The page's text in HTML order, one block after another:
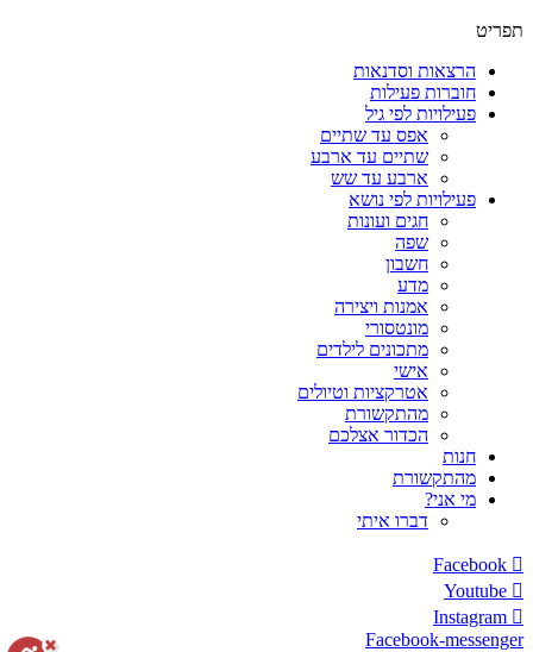
תפריט
הרצאות וסדנאות
חוברות פעילות
פעילויות לפי גיל
אפס עד שתיים
שתיים עד ארבע
ארבע עד שש
פעילויות לפי נושא
חגים ועונות
שפה
חשבון
מדע
אמנות ויצירה
מונטסורי
מתכונים לילדים
אישי
אטרקציות וטיולים
מהתקשורת
הכדור אצלכם
חנות
מהתקשורת
מי אני?
דברו איתי
Facebook
Youtube
Instagram
Facebook-messenger